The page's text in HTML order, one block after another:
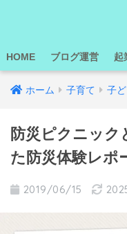
HOME ブログ運営 起
ホーム 子育て 子
防災ピクニック
た防災体験レポ
2019/06/15